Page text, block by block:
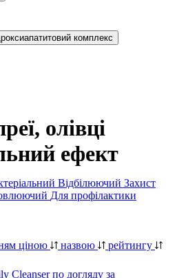
комплекс
олівці
ефект
Відбілюючий Захист
Для профілактики
ціною назвою
рейтингу